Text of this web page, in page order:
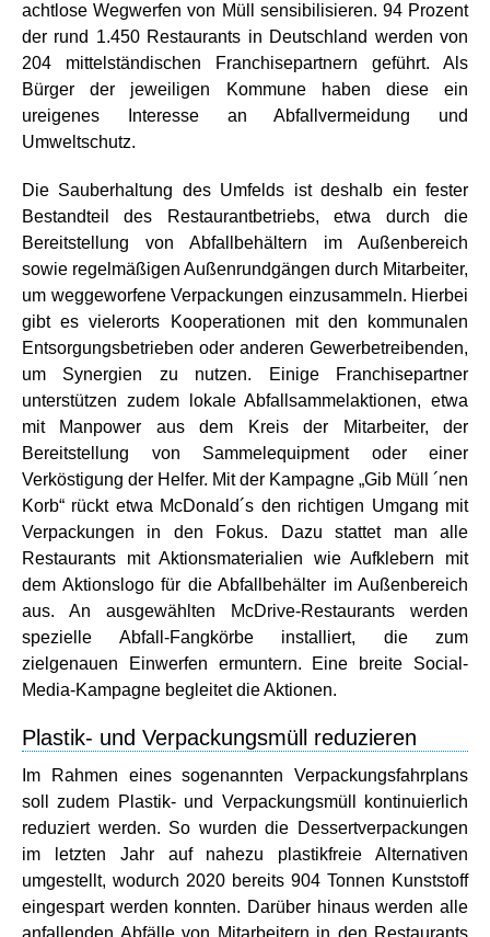
achtlose Wegwerfen von Müll sensibilisieren. 94 Prozent
der rund 1.450 Restaurants in Deutschland werden von
204 mittelständischen Franchisepartnern geführt. Als
Bürger der jeweiligen Kommune haben diese ein
ureigenes Interesse an Abfallvermeidung und
Umweltschutz.
Die Sauberhaltung des Umfelds ist deshalb ein fester
Bestandteil des Restaurantbetriebs, etwa durch die
Bereitstellung von Abfallbehältern im Außenbereich
sowie regelmäßigen Außenrundgängen durch Mitarbeiter,
um weggeworfene Verpackungen einzusammeln. Hierbei
gibt es vielerorts Kooperationen mit den kommunalen
Entsorgungsbetrieben oder anderen Gewerbetreibenden,
um Synergien zu nutzen. Einige Franchisepartner
unterstützen zudem lokale Abfallsammelaktionen, etwa
mit Manpower aus dem Kreis der Mitarbeiter, der
Bereitstellung von Sammelequipment oder einer
Verköstigung der Helfer. Mit der Kampagne „Gib Müll ´nen
Korb“ rückt etwa McDonald´s den richtigen Umgang mit
Verpackungen in den Fokus. Dazu stattet man alle
Restaurants mit Aktionsmaterialien wie Aufklebern mit
dem Aktionslogo für die Abfallbehälter im Außenbereich
aus. An ausgewählten McDrive-Restaurants werden
spezielle Abfall-Fangkörbe installiert, die zum
zielgenauen Einwerfen ermuntern. Eine breite Social-
Media-Kampagne begleitet die Aktionen.
Plastik- und Verpackungsmüll reduzieren
Im Rahmen eines sogenannten Verpackungsfahrplans
soll zudem Plastik- und Verpackungsmüll kontinuierlich
reduziert werden. So wurden die Dessertverpackungen
im letzten Jahr auf nahezu plastikfreie Alternativen
umgestellt, wodurch 2020 bereits 904 Tonnen Kunststoff
eingespart werden konnten. Darüber hinaus werden alle
anfallenden Abfälle von Mitarbeitern in den Restaurants